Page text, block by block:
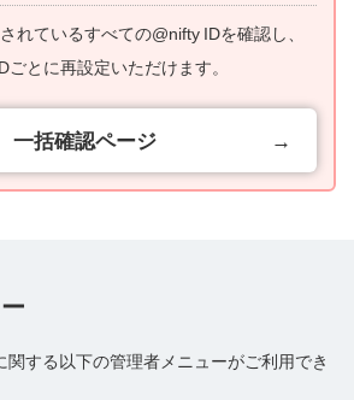
れているすべての@nifty IDを確認し、
ごとに再設定いただけます。
一括確認ページ
関する以下の管理者メニューがご利用でき